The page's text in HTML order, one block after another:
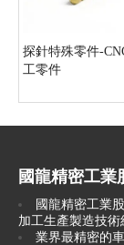
探針特殊零件-
工零件
國龍精密工業
國龍精密工業
加工生產製造技術
業界最精密的